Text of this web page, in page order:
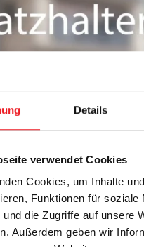
Details
verwendet Cookies
Cookies, um Inhalte
Funktionen für soziale
und die Zugriffe auf unsere
Außerdem geben wir
Haustüren
Katalog
Collection